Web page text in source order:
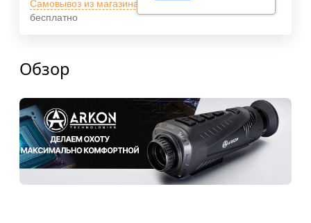
Самовывоз из магазина м.ВДНХ
бесплатно
Обзор